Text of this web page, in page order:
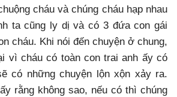
cháu và chúng cháu hạp nhau
ta cũng ly dị và có 3 đứa con gái
cháu. Khi nói đến chuyện ở chung,
vì cháu có toàn con trai anh ấy có
có những chuyện lộn xộn xảy ra.
rằng không sao, nếu có thì chúng